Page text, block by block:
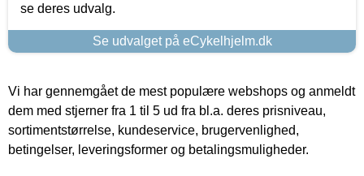
se deres udvalg.
Se udvalget på eCykelhjelm.dk
Vi har gennemgået de mest populære webshops og anmeldt
dem med stjerner fra 1 til 5 ud fra bl.a. deres prisniveau,
sortimentstørrelse, kundeservice, brugervenlighed,
betingelser, leveringsformer og betalingsmuligheder.